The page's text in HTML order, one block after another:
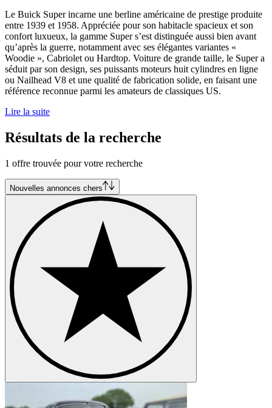
Le Buick Super incarne une berline américaine de prestige produite
entre 1939 et 1958. Appréciée pour son habitacle spacieux et son
confort luxueux, la gamme Super s’est distinguée aussi bien avant
qu’après la guerre, notamment avec ses élégantes variantes «
Woodie », Cabriolet ou Hardtop. Voiture de grande taille, le Super a
séduit par son design, ses puissants moteurs huit cylindres en ligne
ou Nailhead V8 et une qualité de fabrication solide, en faisant une
référence reconnue parmi les amateurs de classiques US.
Lire la suite
Résultats de la recherche
1 offre trouvée pour votre recherche
Nouvelles annonces chers